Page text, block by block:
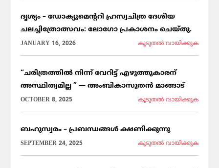
ദൃശ്യം – ഡോക്യുമെന്ററി ഹ്രസ്വചിത്ര ദേശീയ
ചലച്ചിത്രോത്സവം: ലോഗോ പ്രകാശനം ചെയ്തു.
JANUARY 16, 2026 കൂടുതല്‍ വായിക്കുക
“ചരിത്രത്തിൽ നിന്ന് വേറിട്ട് എഴുത്തുകാരന്
അസ്ഥിത്വമില്ല ” — അംബികാസുതൻ മാങ്ങാട്
OCTOBER 8, 2025 കൂടുതല്‍ വായിക്കുക
ബഹുസ്വരം – പ്രബന്ധങ്ങൾ ക്ഷണിക്കുന്നു
SEPTEMBER 24, 2025 കൂടുതല്‍ വായിക്കുക